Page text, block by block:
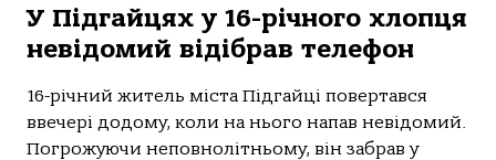
У Підгайцях у 16-річного хлопця
невідомий відібрав телефон
16-річний житель міста Підгайці повертався
ввечері додому, коли на нього напав невідомий.
Погрожуючи неповнолітньому, він забрав у